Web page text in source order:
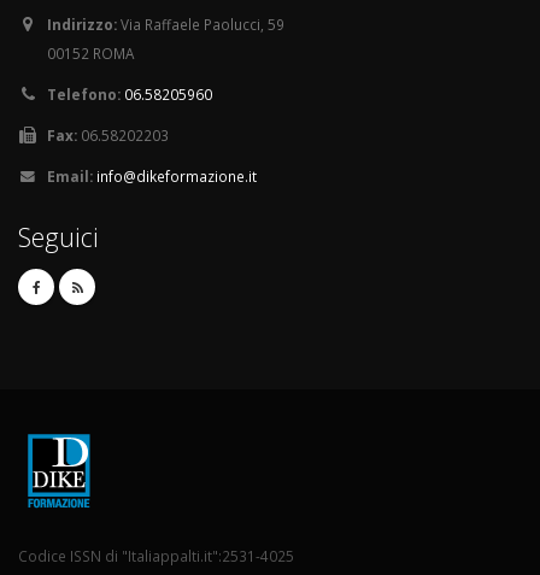
Indirizzo:Via Raffaele Paolucci, 59
00152 ROMA
Telefono: 06.58205960
Fax: 06.58202203
Email: info@dikeformazione.it
Seguici
Codice ISSN di "Italiappalti.it":2531-4025